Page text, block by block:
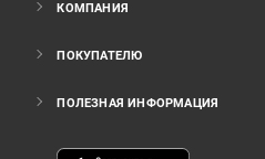
КОМПАНИЯ
ПОКУПАТЕЛЮ
ПОЛЕЗНАЯ ИНФОРМАЦИЯ